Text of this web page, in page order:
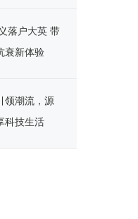
落户大英 带
衰新体验
领潮流，源
科技生活